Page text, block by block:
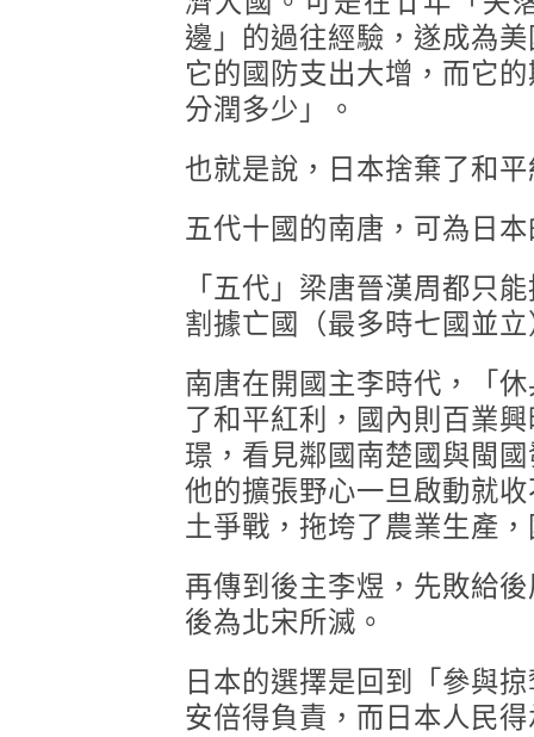
邊」的過往經驗，遂成為
它的國防支出大增，而它
分潤多少」。
也就是說，日本捨棄了和
五代十國的南唐，可為日
「五代」梁唐晉漢周都只
割據亡國（最多時七國並
南唐在開國主李時代，「
了和平紅利，國內則百業
璟，看見鄰國南楚國與閩
他的擴張野心一旦啟動就
土爭戰，拖垮了農業生產
再傳到後主李煜，先敗給
後為北宋所滅。
日本的選擇是回到「參與
安倍得負責，而日本人民